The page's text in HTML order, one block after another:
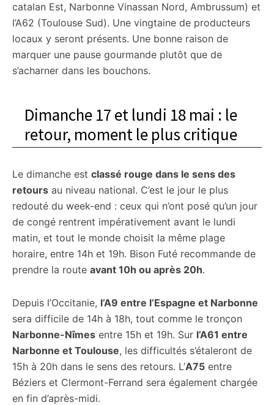
catalan Est, Narbonne Vinassan Nord, Ambrussum) et
l’A62 (Toulouse Sud). Une vingtaine de producteurs
locaux y seront présents. Une bonne raison de
marquer une pause gourmande plutôt que de
s’acharner dans les bouchons.
Dimanche 17 et lundi 18 mai : le
retour, moment le plus critique
Le dimanche est classé rouge dans le sens des
retours au niveau national. C’est le jour le plus
redouté du week-end : ceux qui n’ont posé qu’un jour
de congé rentrent impérativement avant le lundi
matin, et tout le monde choisit la même plage
horaire, entre 14h et 19h. Bison Futé recommande de
prendre la route avant 10h ou après 20h.
Depuis l’Occitanie, l’A9 entre l’Espagne et Narbonne
sera difficile de 14h à 18h, tout comme le tronçon
Narbonne-Nîmes entre 15h et 19h. Sur l’A61 entre
Narbonne et Toulouse, les difficultés s’étaleront de
15h à 20h dans le sens des retours. L’A75 entre
Béziers et Clermont-Ferrand sera également chargée
en fin d’après-midi.